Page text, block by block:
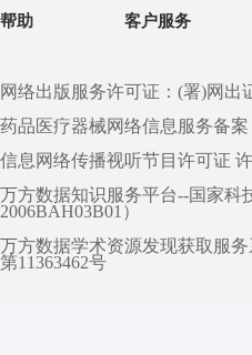
帮助 客户服务
网络出版服务许可证：(署)网出
药品医疗器械网络信息服务备
信息网络传播视听节目许可证
万方数据知识服务平台--国家科
2006BAH03B01）
万方数据学术资源发现获取服
第11363462号